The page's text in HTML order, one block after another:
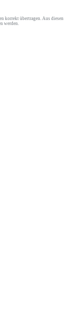
korrekt übertragen. Aus diesen
werden.